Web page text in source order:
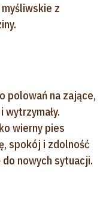
z
polowań na zające,
wierny pies
spokój i zdolność
nowych sytuacji.